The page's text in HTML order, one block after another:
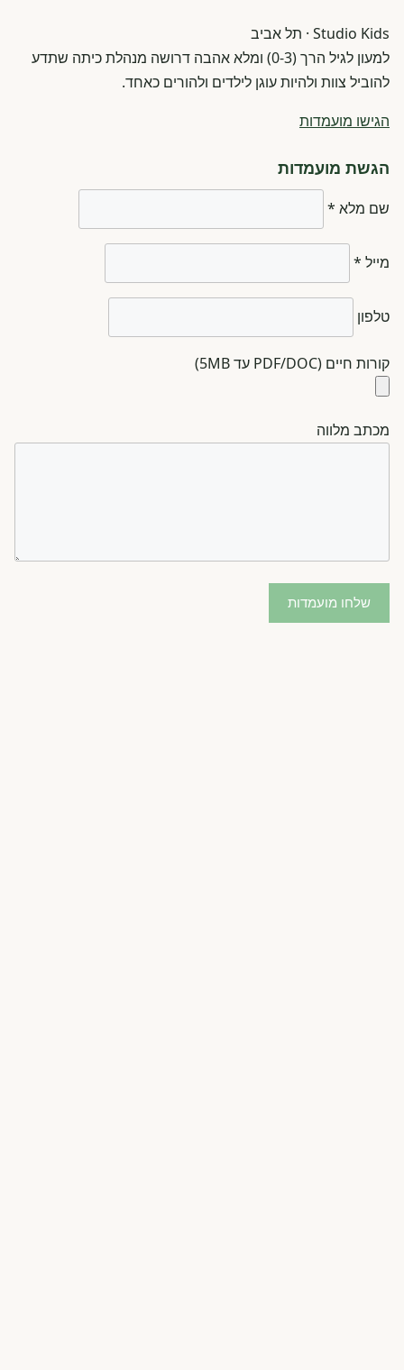
Studio Kids · תל אביב
למעון לגיל הרך (0-3) ומלא אהבה דרושה מנהלת כיתה שתדע
להוביל צוות ולהיות עוגן לילדים ולהורים כאחד.
הגישו מועמדות
הגשת מועמדות
שם מלא *
מייל *
טלפון
קורות חיים (PDF/DOC עד 5MB)
מכתב מלווה
שלחו מועמדות